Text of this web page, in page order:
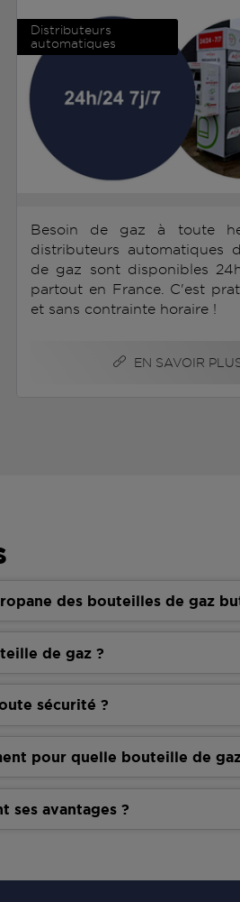
Distributeurs
automatiques
Besoin de gaz à toute
distributeurs automatiques
de gaz sont disponibles
partout en France. C'est
et sans contrainte horaire !
EN SAVOIR
des bouteilles de gaz
de gaz ?
sécurité ?
pour quelle bouteille de
ses avantages ?